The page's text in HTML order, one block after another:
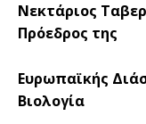
Νεκτάριος
Πρόεδρος της
Ευρωπαϊκής
Βιολογία